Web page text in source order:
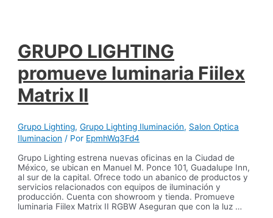
equipo
en
el
set
GRUPO LIGHTING
promueve luminaria Fiilex
Matrix II
Grupo Lighting,Grupo Lighting Iluminación, Salon Optica
Iluminacion / Por EpmhWq3Fd4
Grupo Lighting estrena nuevas oficinas en la Ciudad de
México, se ubican en Manuel M. Ponce 101, Guadalupe Inn,
al sur de la capital. Ofrece todo un abanico de productos y
servicios relacionados con equipos de iluminación y
producción. Cuenta con showroom y tienda. Promueve
luminaria Fiilex Matrix II RGBW Aseguran que con la luz …